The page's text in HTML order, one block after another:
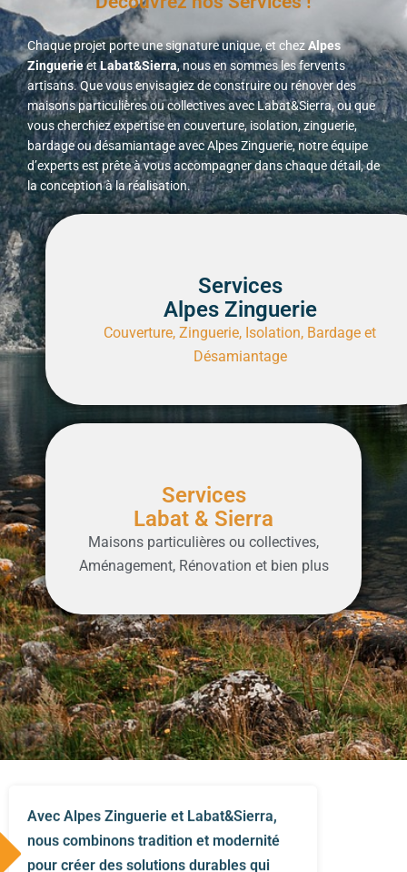
Chaque projet porte une signature unique, et chezAlpes
ZinguerieetLabat&Sierra, nous en sommes les fervents
artisans. Que vous envisagiez de construire ou rénover des
maisons particulières ou collectives avec Labat&Sierra, ou que
vous cherchiez expertise en couverture, isolation, zinguerie,
bardage ou désamiantage avec Alpes Zinguerie, notre équipe
d’experts est prête à vous accompagner dans chaque détail, de
la conception à la réalisation.
Services
Alpes Zinguerie
Couverture, Zinguerie, Isolation, Bardage et
Désamiantage
Services
Labat & Sierra
Maisons particulières ou collectives,
Aménagement, Rénovation et bien plus
nous combinons tradition et modernité
pour créer des solutions durables qui